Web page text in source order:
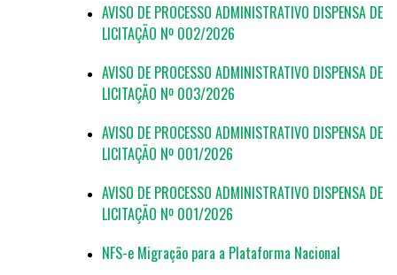
AVISO DE PROCESSO ADMINISTRATIVO DISPENSA DE
LICITAÇÃO Nº 002/2026
AVISO DE PROCESSO ADMINISTRATIVO DISPENSA DE
LICITAÇÃO Nº 003/2026
AVISO DE PROCESSO ADMINISTRATIVO DISPENSA DE
LICITAÇÃO Nº 001/2026
AVISO DE PROCESSO ADMINISTRATIVO DISPENSA DE
LICITAÇÃO Nº 001/2026
NFS-e Migração para a Plataforma Nacional